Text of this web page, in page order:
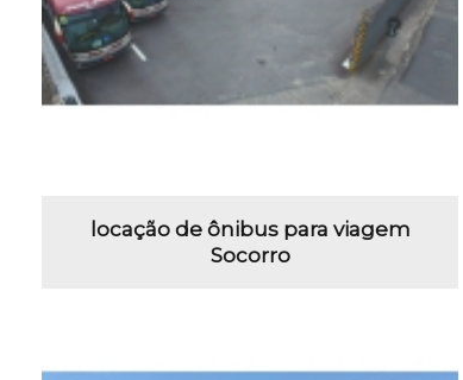
locação de ônibus para viagem
Socorro